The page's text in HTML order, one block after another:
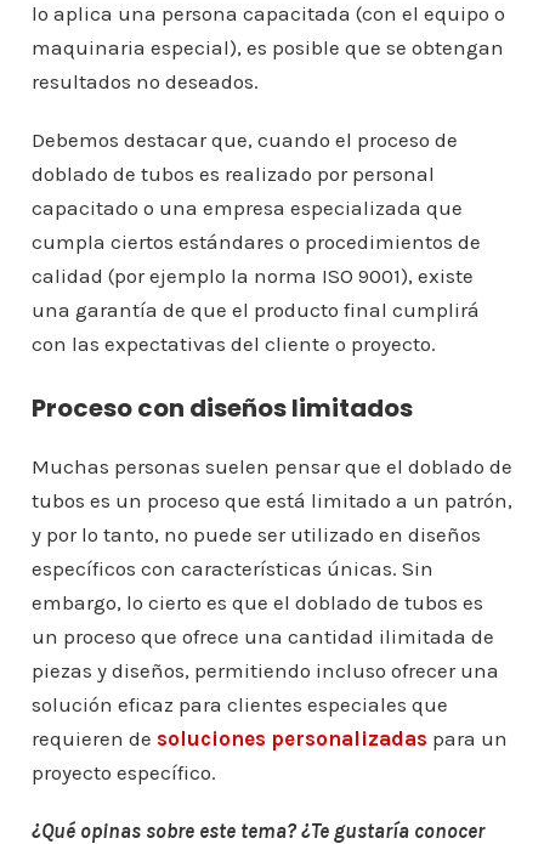
lo aplica una persona capacitada (con el equipo o
maquinaria especial), es posible que se obtengan
resultados no deseados.
Debemos destacar que, cuando el proceso de
doblado de tubos es realizado por personal
capacitado o una empresa especializada que
cumpla ciertos estándares o procedimientos de
calidad (por ejemplo la norma ISO 9001), existe
una garantía de que el producto final cumplirá
con las expectativas del cliente o proyecto.
Proceso con diseños limitados
Muchas personas suelen pensar que el doblado de
tubos es un proceso que está limitado a un patrón,
y por lo tanto, no puede ser utilizado en diseños
específicos con características únicas. Sin
embargo, lo cierto es que el doblado de tubos es
un proceso que ofrece una cantidad ilimitada de
piezas y diseños, permitiendo incluso ofrecer una
solución eficaz para clientes especiales que
requieren de soluciones personalizadas para un
proyecto específico.
¿Qué opinas sobre este tema? ¿Te gustaría conocer